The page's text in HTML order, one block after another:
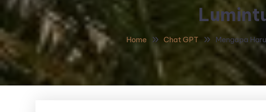
Home Chat GPT Mengapa